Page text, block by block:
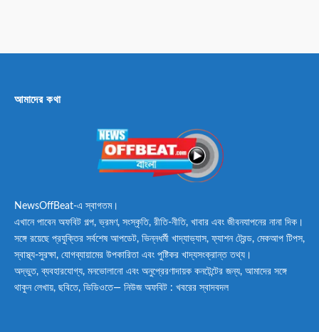
আমাদের কথা
NewsOffBeat-এ স্বাগতম।
এখানে পাবেন অফবিট গল্প, ভ্রমণ, সংস্কৃতি, রীতি-নীতি, খাবার এবং জীবনযাপনের নানা দিক।
সঙ্গে রয়েছে প্রযুক্তির সর্বশেষ আপডেট, ভিন্নধর্মী খাদ্যাভ্যাস, ফ্যাশন ট্রেন্ড, মেকআপ টিপস,
স্বাস্থ্য-সুরক্ষা, যোগব্যায়ামের উপকারিতা এবং পুষ্টিকর খাদ্যসংক্রান্ত তথ্য।
অদ্ভুত, ব্যবহারযোগ্য, মনভোলানো এবং অনুপ্রেরণাদায়ক কনটেন্টের জন্য, আমাদের সঙ্গে
থাকুন লেখায়, ছবিতে, ভিডিওতে— নিউজ অফবিট : খবরের স্বাদবদল